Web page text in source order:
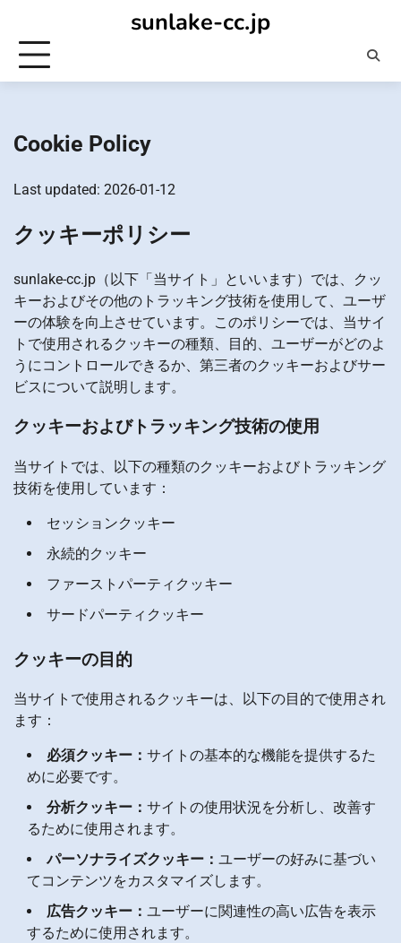
content
sunlake-cc.jp
Cookie Policy
Last updated: 2026-01-12
クッキーポリシー
sunlake-cc.jp（以下「当サイト」といいます）では、クッ
キーおよびその他のトラッキング技術を使用して、ユーザ
ーの体験を向上させています。このポリシーでは、当サイ
トで使用されるクッキーの種類、目的、ユーザーがどのよ
うにコントロールできるか、第三者のクッキーおよびサー
ビスについて説明します。
クッキーおよびトラッキング技術の使用
当サイトでは、以下の種類のクッキーおよびトラッキング
技術を使用しています：
セッションクッキー
永続的クッキー
ファーストパーティクッキー
サードパーティクッキー
クッキーの目的
当サイトで使用されるクッキーは、以下の目的で使用され
ます：
必須クッキー： サイトの基本的な機能を提供するた
めに必要です。
分析クッキー： サイトの使用状況を分析し、改善す
るために使用されます。
パーソナライズクッキー： ユーザーの好みに基づい
てコンテンツをカスタマイズします。
広告クッキー： ユーザーに関連性の高い広告を表示
するために使用されます。